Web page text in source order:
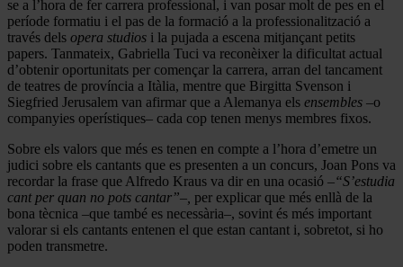
se a l’hora de fer carrera professional, i van posar molt de pes en el
període formatiu i el pas de la formació a la professionalització a
través dels opera studios i la pujada a escena mitjançant petits
papers. Tanmateix, Gabriella Tuci va reconèixer la dificultat actual
d’obtenir oportunitats per començar la carrera, arran del tancament
de teatres de província a Itàlia, mentre que Birgitta Svenson i
Siegfried Jerusalem van afirmar que a Alemanya els ensembles –o
companyies operístiques– cada cop tenen menys membres fixos.
Sobre els valors que més es tenen en compte a l’hora d’emetre un
judici sobre els cantants que es presenten a un concurs, Joan Pons va
recordar la frase que Alfredo Kraus va dir en una ocasió –“S’estudia
cant per quan no pots cantar”–, per explicar que més enllà de la
bona tècnica –que també es necessària–, sovint és més important
valorar si els cantants entenen el que estan cantant i, sobretot, si ho
poden transmetre.